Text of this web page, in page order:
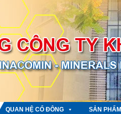
QUAN HỆ CỔ ĐÔNG SẢN PHẨM